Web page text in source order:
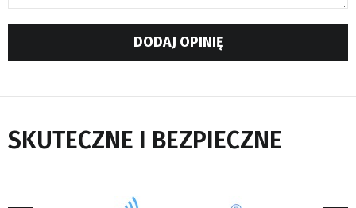
DODAJ OPINIĘ
SKUTECZNE I BEZPIECZNE